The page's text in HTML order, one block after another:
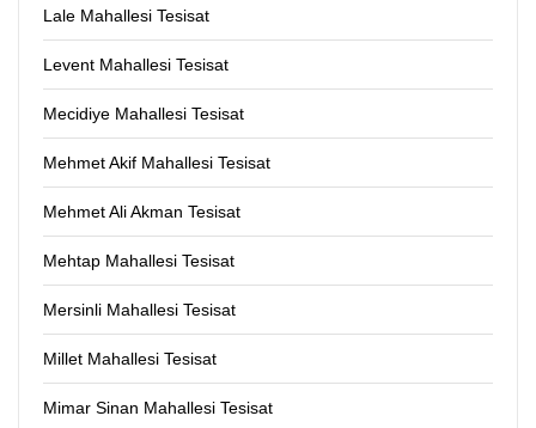
Lale Mahallesi Tesisat
Levent Mahallesi Tesisat
Mecidiye Mahallesi Tesisat
Mehmet Akif Mahallesi Tesisat
Mehmet Ali Akman Tesisat
Mehtap Mahallesi Tesisat
Mersinli Mahallesi Tesisat
Millet Mahallesi Tesisat
Mimar Sinan Mahallesi Tesisat